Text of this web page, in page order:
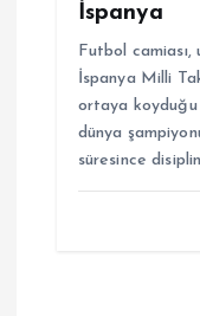
İspanya
Futbol camiası,
İspanya Milli
ortaya
dünya
süresince